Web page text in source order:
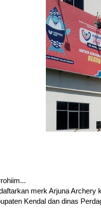
merk Arjuna Archery
Kendal dan dinas